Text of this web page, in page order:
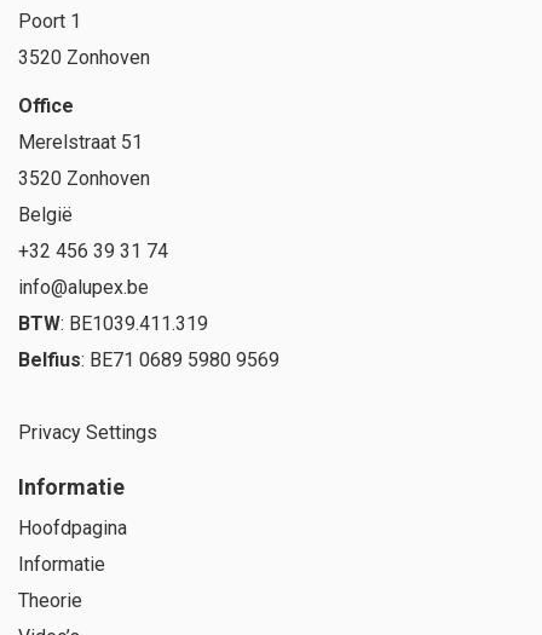
Poort 1
3520 Zonhoven
Office
Merelstraat 51
3520 Zonhoven
België
+32 456 39 31 74
info@alupex.be
BTW: BE1039.411.319
Belfius: BE71 0689 5980 9569
Privacy Settings
Informatie
Hoofdpagina
Informatie
Theorie